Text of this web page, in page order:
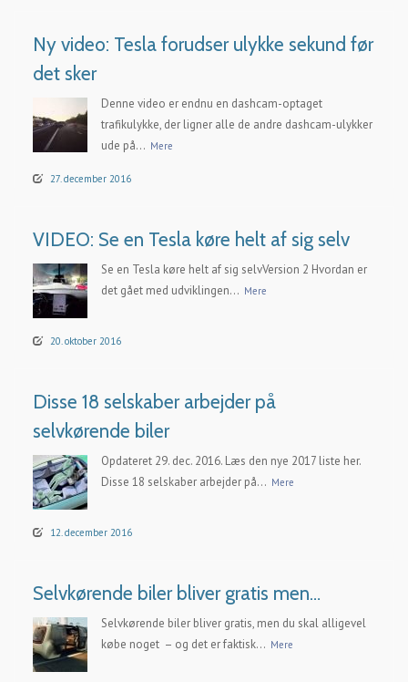
Ny video: Tesla forudser ulykke sekund før
det sker
Denne video er endnu en dashcam-optaget
trafikulykke, der ligner alle de andre dashcam-ulykker
ude på... Mere
27. december 2016
VIDEO: Se en Tesla køre helt af sig selv
Se en Tesla køre helt af sig selvVersion 2 Hvordan er
det gået med udviklingen... Mere
20. oktober 2016
Disse 18 selskaber arbejder på
selvkørende biler
Opdateret 29. dec. 2016. Læs den nye 2017 liste her.
Disse 18 selskaber arbejder på... Mere
12. december 2016
Selvkørende biler bliver gratis men…
Selvkørende biler bliver gratis, men du skal alligevel
købe noget – og det er faktisk... Mere